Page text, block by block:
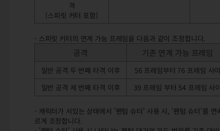
격
(스피릿 커터 포함)
- 스피릿 커터의 연계 가능 프레임을 다음과 같이 조정합니다.
공격 기존 연계 가능 프레임
일반 공격 두 번째 타격 이후
56 프레임부터 76 프레임 사
일반 공격 세 번째 타격 이후
39 프레임 부터 54 프레임 사
- 캐릭터가 서있는 상태에서 '팬텀 슈터' 사용 시, '팬텀 슈터'를
르게 조정합니다.